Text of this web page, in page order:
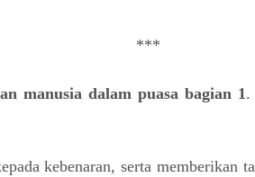
***
manusia dalam puasa bagian 1 .
kebenaran, serta